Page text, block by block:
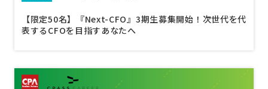
【限定50名】『Next-CFO』3期生募集開始！次世代を代
表するCFOを目指すあなたへ